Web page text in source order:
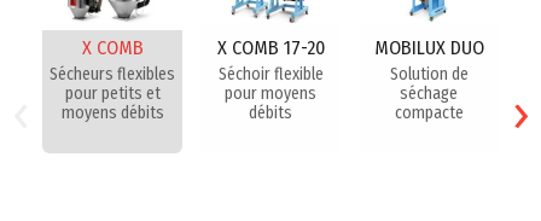
X COMB
Sécheurs flexibles
pour petits et
moyens débits
X COMB 17-20
Séchoir flexible
pour moyens
débits
MOBILUX DUO
Solution de
séchage
compacte
›